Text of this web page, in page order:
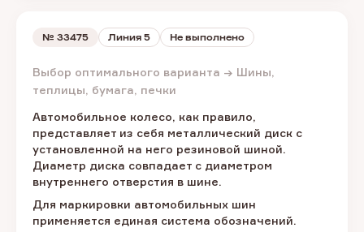
№ 33475 Линия 5 Не выполнено
Выбор оптимального варианта → Шины,
теплицы, бумага, печки
Автомобильное колесо, как правило,
представляет из себя металлический диск с
установленной на него резиновой шиной.
Диаметр диска совпадает с диаметром
внутреннего отверстия в шине.
Для маркировки автомобильных шин
применяется единая система обозначений.